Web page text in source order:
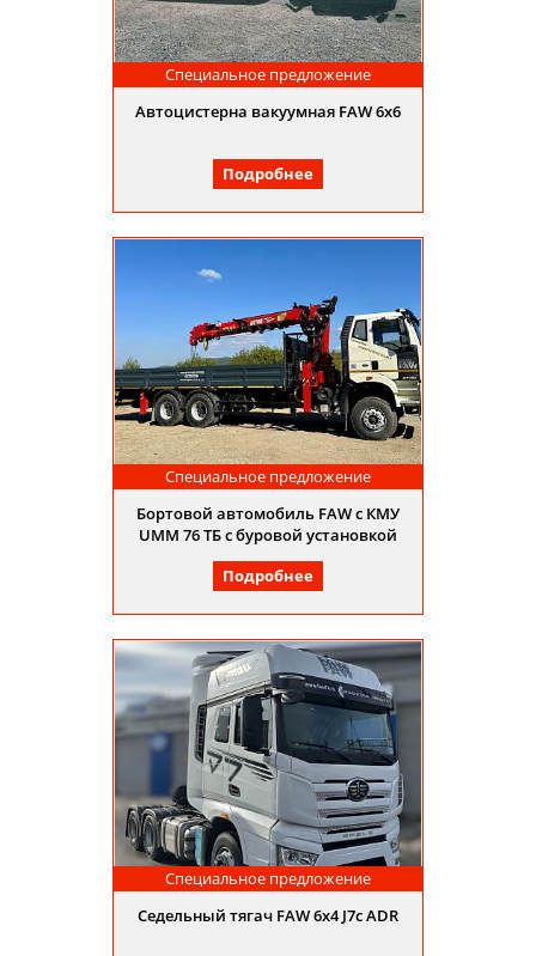
Специальное предложение
Автоцистерна вакуумная FAW 6х6
Подробнее
Специальное предложение
Бортовой автомобиль FAW с КМУ
UMM 76 ТБ с буровой установкой
Подробнее
Специальное предложение
Седельный тягач FAW 6x4 J7с ADR